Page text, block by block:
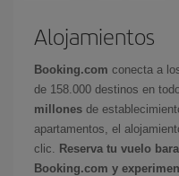
Alojamientos
Booking.com conecta a
de 158.000 destinos en
millones de
apartamentos, el
clic.
Reserva tu vuelo
Booking.com y